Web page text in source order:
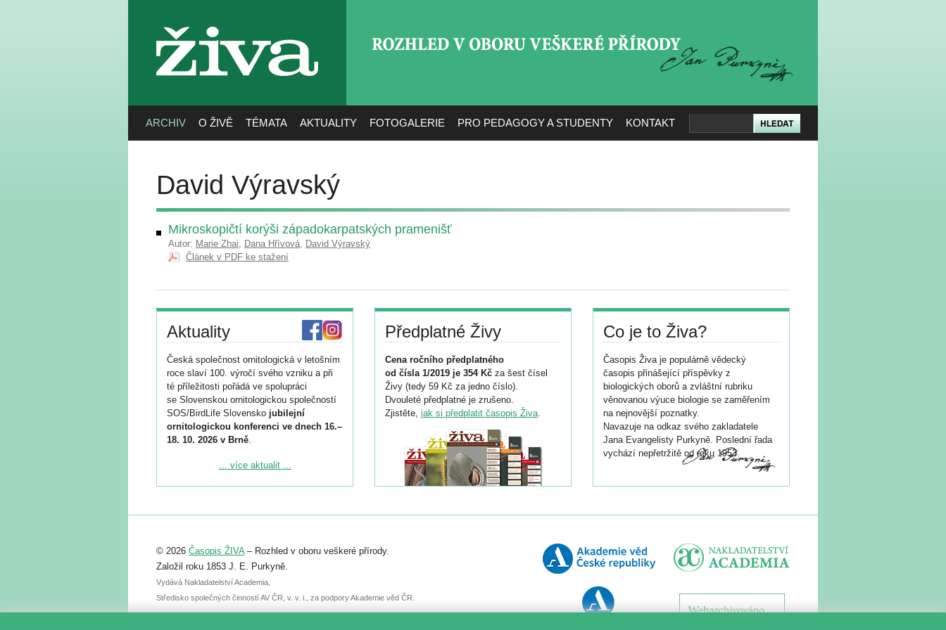
živa
ARCHIV O ŽIVĚ TÉMATA AKTUALITY FOTOGALERIE PRO PEDAGOGY A STUDENTY KONTAKT
David Výravský
Mikroskopičtí korýši západokarpatských pramenišť
Autor: Marie Zhai, Dana Hřívová, David Výravský
Článek v PDF ke stažení
Aktuality
Česká společnost ornitologická v letošním
roce slaví 100. výročí svého vzniku a při
té příležitosti pořádá ve spolupráci
se Slovenskou ornitologickou společností
SOS/BirdLife Slovensko jubilejní
ornitologickou konferenci ve dnech 16.–
18. 10. 2026 v Brně.
Podrobnější informace ke konferenci
Registrovat se můžete do 6. září.
abstraktu přihlášené přednášky nebo
posteru je už 30. června.
... více aktualit ...
Předplatné Živy
Cena ročního předplatného
od čísla 1/2019 je 354 Kč za šest čísel
Živy (tedy 59 Kč za jedno číslo).
Dvouleté předplatné je zrušeno.
Zjistěte, jak si předplatit časopis Živa.
Co je to Živa?
Časopis Živa je populárně vědecký
časopis přinášející příspěvky z
biologických oborů a zvláštní rubriku
věnovanou výuce biologie se zaměřením
na nejnovější poznatky.
Navazuje na odkaz svého zakladatele
Jana Evangelisty Purkyně. Poslední řada
vychází nepřetržitě od roku 1953.
© 2026 Časopis ŽIVA– Rozhled v oboru veškeré přírody.
Založil roku 1853 J. E. Purkyně.
Vydává Nakladatelství Academia,
Středisko společných činností AV ČR, v. v. i., za podpory Akademie věd ČR.